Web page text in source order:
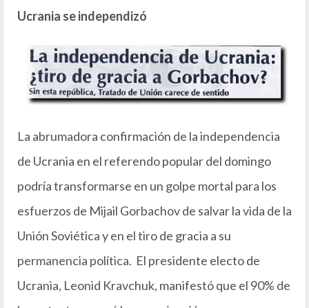
Ucrania se independizó
La abrumadora confirmación de la independencia
de Ucrania en el referendo popular del domingo
podría transformarse en un golpe mortal para los
esfuerzos de Mijail Gorbachov de salvar la vida de la
Unión Soviética y en el tiro de gracia a su
permanencia política. El presidente electo de
Ucrania, Leonid Kravchuk, manifestó que el 90% de